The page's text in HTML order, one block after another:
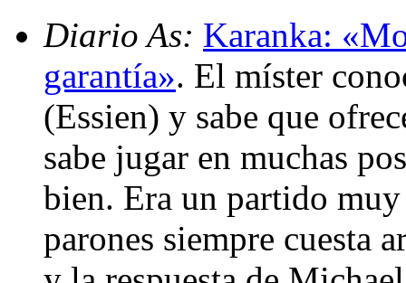
Diario As: Karanka:
garantía». El míster
(Essien) y sabe que
sabe jugar en muchas
bien. Era un partido
parones siempre cuesta